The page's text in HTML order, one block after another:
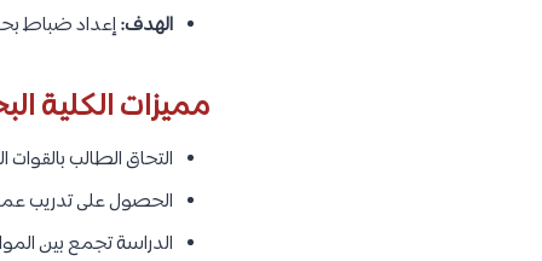
الهدف:إعداد ضباط
مميزات الكلية
التحاق الطالب
الحصول على تدريب
الدراسة تجمع بين